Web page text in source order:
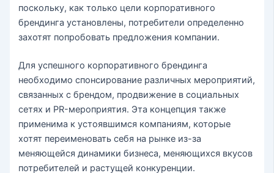
поскольку, как только цели корпоративного
брендинга установлены, потребители определенно
захотят попробовать предложения компании.
Для успешного корпоративного брендинга
необходимо спонсирование различных мероприятий,
связанных с брендом, продвижение в социальных
сетях и PR-мероприятия. Эта концепция также
применима к устоявшимся компаниям, которые
хотят переименовать себя на рынке из-за
меняющейся динамики бизнеса, меняющихся вкусов
потребителей и растущей конкуренции.